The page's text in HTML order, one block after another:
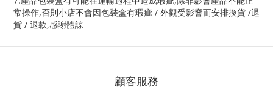
常操作,否則小店不會因包裝盒有瑕疵 / 外觀受影響而安排換貨 /退
貨 / 退款,感謝體諒
顧客服務